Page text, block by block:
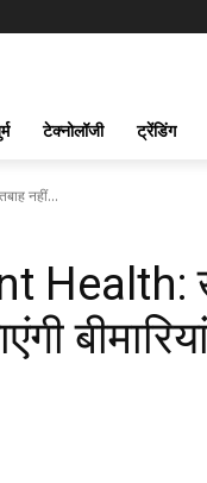
टेक्नोलॉजी ट्रेंडिंग
नहीं...
Health: